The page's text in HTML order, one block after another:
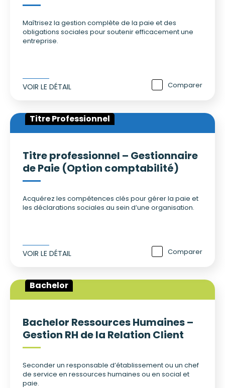
Maîtrisez la gestion complète de la paie et des
obligations sociales pour soutenir efficacement une
entreprise.
VOIR LE DÉTAIL Comparer
Titre Professionnel
Titre professionnel – Gestionnaire
de Paie (Option comptabilité)
Acquérez les compétences clés pour gérer la paie et
les déclarations sociales au sein d’une organisation.
VOIR LE DÉTAIL Comparer
Bachelor
Bachelor Ressources Humaines –
Gestion RH de la Relation Client
Seconder un responsable d’établissement ou un chef
de service en ressources humaines ou en social et
paie.